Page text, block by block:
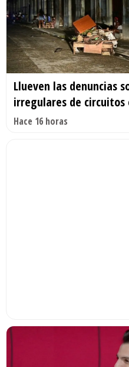
Llueven las denuncias
irregulares de circuitos
Hace 16 horas